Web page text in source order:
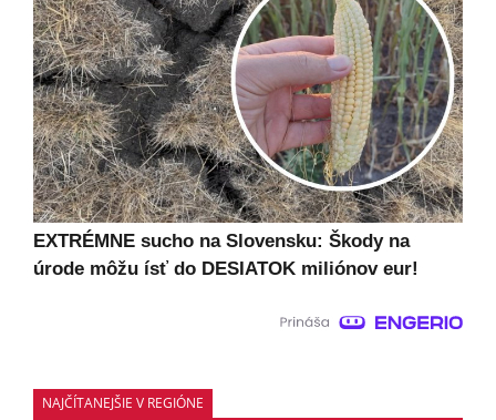
EXTRÉMNE sucho na Slovensku: Škody na
úrode môžu ísť do DESIATOK miliónov eur!
NAJČÍTANEJŠIE V REGIÓNE